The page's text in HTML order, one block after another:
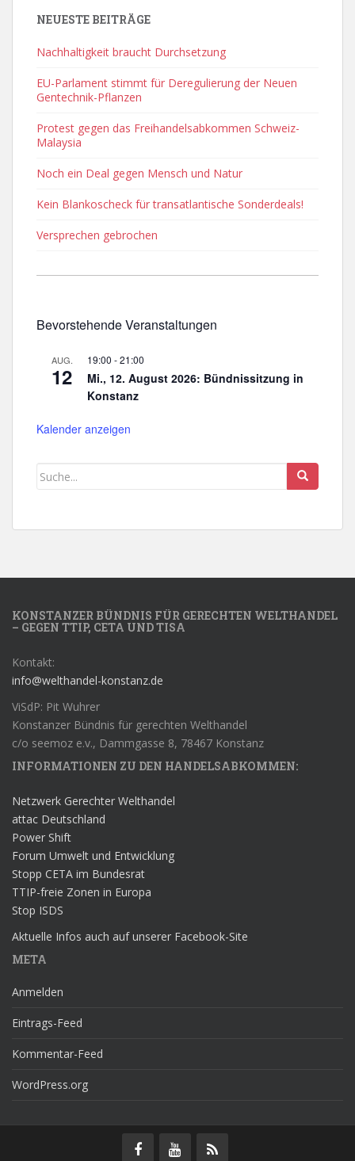
NEUESTE BEITRÄGE
Nachhaltigkeit braucht Durchsetzung
EU-Parlament stimmt für Deregulierung der Neuen
Gentechnik-Pflanzen
Protest gegen das Freihandelsabkommen Schweiz-
Malaysia
Noch ein Deal gegen Mensch und Natur
Kein Blankoscheck für transatlantische Sonderdeals!
Versprechen gebrochen
Bevorstehende Veranstaltungen
AUG.
12
19:00 -21:00
Mi., 12. August 2026: Bündnissitzung in
Konstanz
Kalender anzeigen
KONSTANZER BÜNDNIS FÜR GERECHTEN WELTHANDEL
– GEGEN TTIP, CETA UND TISA
Kontakt:
info@welthandel-konstanz.de
ViSdP: Pit Wuhrer
Konstanzer Bündnis für gerechten Welthandel
c/o seemoz e.v., Dammgasse 8, 78467 Konstanz
INFORMATIONEN ZU DEN HANDELSABKOMMEN:
Netzwerk Gerechter Welthandel
attac Deutschland
Power Shift
Forum Umwelt und Entwicklung
Stopp CETA im Bundesrat
TTIP-freie Zonen in Europa
Stop ISDS
Aktuelle Infos auch auf unserer Facebook-Site
META
Anmelden
Eintrags-Feed
Kommentar-Feed
WordPress.org